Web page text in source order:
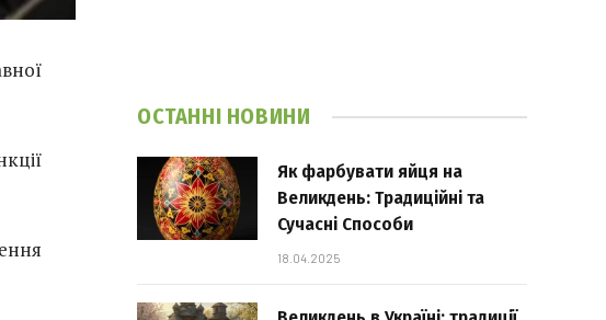
ОСТАННІ НОВИНИ
Як фарбувати яйця на
Великдень: Традиційні та
Сучасні Способи
18.04.2025